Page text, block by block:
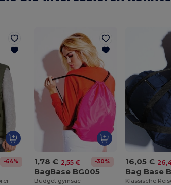
-64% 1,78 € 2,55 € -30%
BagBase BG005
Budget gymsac
16,05 €
Bag Base
Klassische